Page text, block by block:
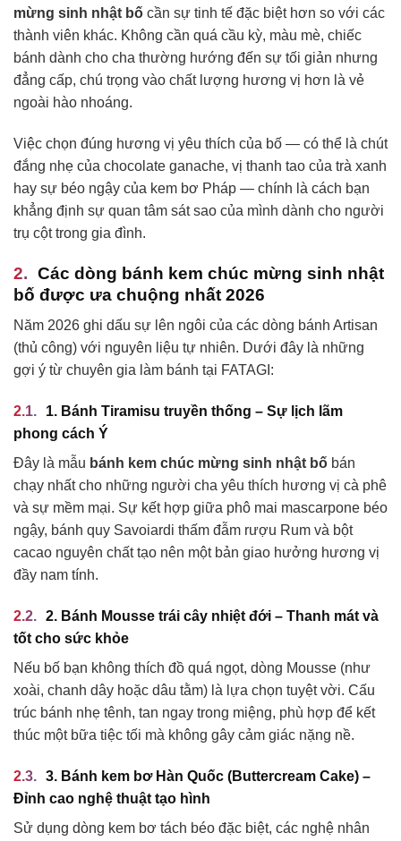
mừng sinh nhật bố cần sự tinh tế đặc biệt hơn so với các
thành viên khác. Không cần quá cầu kỳ, màu mè, chiếc
bánh dành cho cha thường hướng đến sự tối giản nhưng
đẳng cấp, chú trọng vào chất lượng hương vị hơn là vẻ
ngoài hào nhoáng.
Việc chọn đúng hương vị yêu thích của bố — có thể là chút
đắng nhẹ của chocolate ganache, vị thanh tao của trà xanh
hay sự béo ngậy của kem bơ Pháp — chính là cách bạn
khẳng định sự quan tâm sát sao của mình dành cho người
trụ cột trong gia đình.
Các dòng bánh kem chúc mừng sinh nhật
bố được ưa chuộng nhất 2026
Năm 2026 ghi dấu sự lên ngôi của các dòng bánh Artisan
(thủ công) với nguyên liệu tự nhiên. Dưới đây là những
gợi ý từ chuyên gia làm bánh tại FATAGI:
1. Bánh Tiramisu truyền thống – Sự lịch lãm
phong cách Ý
Đây là mẫu bánh kem chúc mừng sinh nhật bố bán
chạy nhất cho những người cha yêu thích hương vị cà phê
và sự mềm mại. Sự kết hợp giữa phô mai mascarpone béo
ngậy, bánh quy Savoiardi thấm đẫm rượu Rum và bột
cacao nguyên chất tạo nên một bản giao hưởng hương vị
đầy nam tính.
2. Bánh Mousse trái cây nhiệt đới – Thanh mát và
tốt cho sức khỏe
Nếu bố bạn không thích đồ quá ngọt, dòng Mousse (như
xoài, chanh dây hoặc dâu tằm) là lựa chọn tuyệt vời. Cấu
trúc bánh nhẹ tênh, tan ngay trong miệng, phù hợp để kết
thúc một bữa tiệc tối mà không gây cảm giác nặng nề.
3. Bánh kem bơ Hàn Quốc (Buttercream Cake) –
Đỉnh cao nghệ thuật tạo hình
Sử dụng dòng kem bơ tách béo đặc biệt, các nghệ nhân